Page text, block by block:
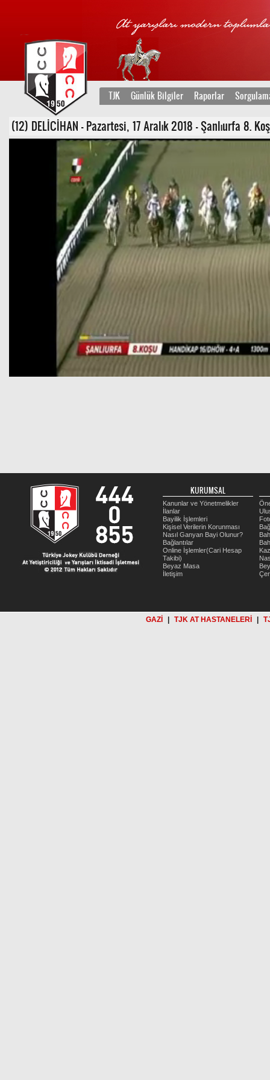
TJK Günlük Bilgiler Raporlar
(12) DELİCİHAN - Pazartesi, 17 Aralık 2018 - Şanlıurfa 8.
KURUMSAL
Kanunlar ve Yönetmelikler
İlanlar
Bayilik İşlemleri
Kişisel Verilerin Korunması
Nasıl Ganyan Bayi Olunur?
Bağlantılar
Online İşlemler(Cari Hesap
Takibi)
Beyaz Masa
İletişim
GAZİ TJK AT HASTANELERİ